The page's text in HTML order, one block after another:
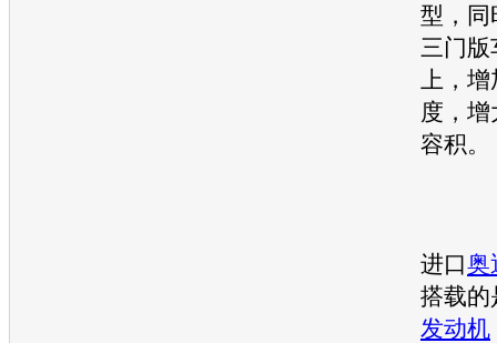
型，同
三门版
上，
度，增
容积。
进口奥
搭载的
发动机